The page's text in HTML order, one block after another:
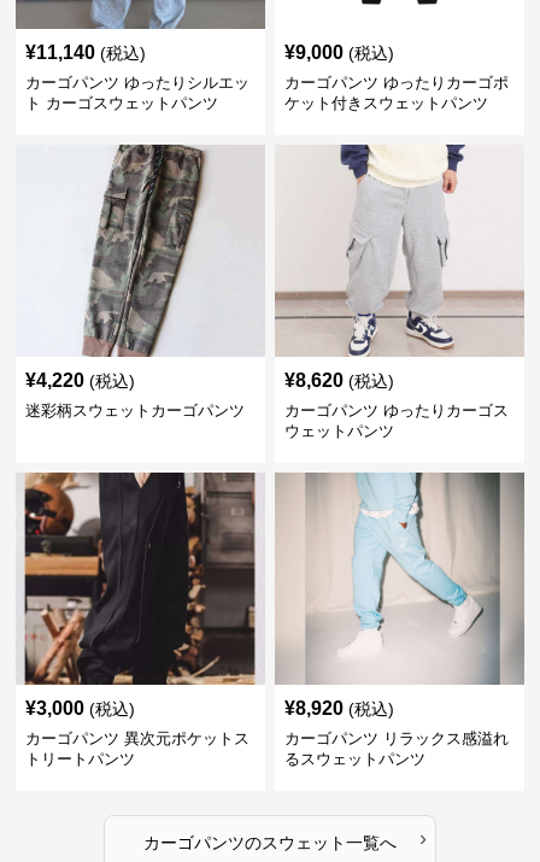
¥11,140 (税込)
カーゴパンツ ゆったりシルエッ
ト カーゴスウェットパンツ
¥9,000 (税込)
カーゴパンツ ゆったりカーゴポ
ケット付きスウェットパンツ
¥4,220 (税込)
迷彩柄スウェットカーゴパンツ
¥8,620 (税込)
カーゴパンツ ゆったりカーゴス
ウェットパンツ
¥3,000 (税込)
カーゴパンツ 異次元ポケットス
トリートパンツ
¥8,920 (税込)
カーゴパンツ リラックス感溢れ
るスウェットパンツ
カーゴパンツのスウェット一覧へ ›